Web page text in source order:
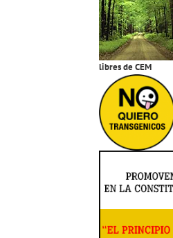
libres de CEM